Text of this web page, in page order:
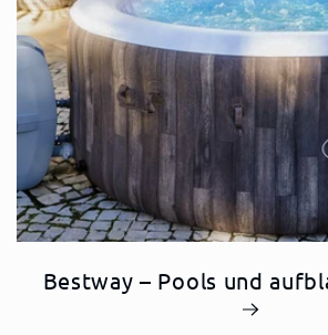
Bestway – Pools und